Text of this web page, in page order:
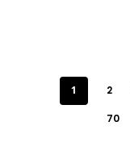
1 2
70